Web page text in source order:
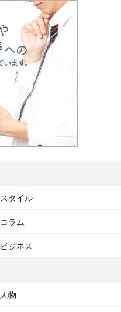
スタイル
コラム
ビジネス
人物